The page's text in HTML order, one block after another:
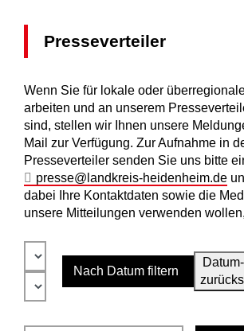
Presseverteiler
Wenn Sie für lokale oder
arbeiten und an unserem
sind, stellen wir Ihnen unsere
Mail zur Verfügung. Zur Aufnahme in
Presseverteiler senden Sie uns bitte
presse@landkreis-heidenheim.de
dabei Ihre Kontaktdaten sowie die
unsere Mitteilungen verwenden
Nach Datum filtern